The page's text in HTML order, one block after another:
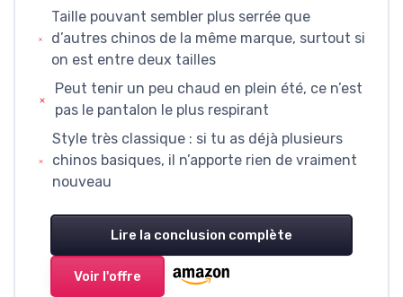
Taille pouvant sembler plus serrée que
d’autres chinos de la même marque, surtout si
on est entre deux tailles
Peut tenir un peu chaud en plein été, ce n’est
pas le pantalon le plus respirant
Style très classique : si tu as déjà plusieurs
chinos basiques, il n’apporte rien de vraiment
nouveau
Lire la conclusion complète
Voir l'offre